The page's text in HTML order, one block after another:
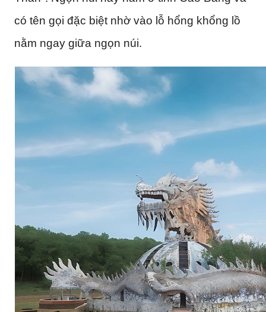
có tên gọi đặc biệt nhờ vào lỗ hổng khổng lồ
nằm ngay giữa ngọn núi.